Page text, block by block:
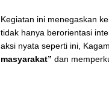
Kegiatan ini menegaskan
tidak hanya berorientasi
aksi nyata seperti ini,
masyarakat” dan